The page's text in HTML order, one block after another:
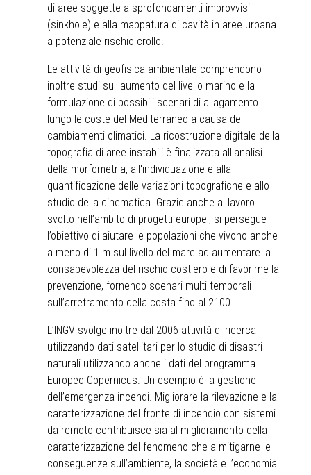
di aree soggette a sprofondamenti improvvisi
(sinkhole) e alla mappatura di cavità in aree urbana
a potenziale rischio crollo.
Le attività di geofisica ambientale comprendono
inoltre studi sull'aumento del livello marino e la
formulazione di possibili scenari di allagamento
lungo le coste del Mediterraneo a causa dei
cambiamenti climatici. La ricostruzione digitale della
topografia di aree instabili è finalizzata all'analisi
della morfometria, all'individuazione e alla
quantificazione delle variazioni topografiche e allo
studio della cinematica. Grazie anche al lavoro
svolto nell’ambito di progetti europei, si persegue
l’obiettivo di aiutare le popolazioni che vivono anche
a meno di 1 m sul livello del mare ad aumentare la
consapevolezza del rischio costiero e di favorirne la
prevenzione, fornendo scenari multi temporali
sull’arretramento della costa fino al 2100.
L’INGV svolge inoltre dal 2006 attività di ricerca
utilizzando dati satellitari per lo studio di disastri
naturali utilizzando anche i dati del programma
Europeo Copernicus. Un esempio è la gestione
dell’emergenza incendi. Migliorare la rilevazione e la
caratterizzazione del fronte di incendio con sistemi
da remoto contribuisce sia al miglioramento della
caratterizzazione del fenomeno che a mitigarne le
conseguenze sull’ambiente, la società e l’economia.